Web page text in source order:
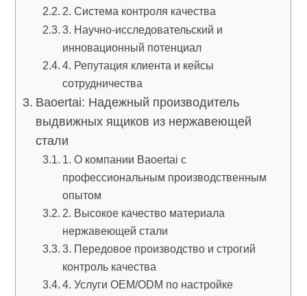
2. Система контроля качества
3. Научно-исследовательский и
инновационный потенциал
4. Репутация клиента и кейсы
сотрудничества
Baoertai: Надежный производитель
выдвижных ящиков из нержавеющей
стали
1. О компании Baoertai с
профессиональным производственным
опытом
2. Высокое качество материала
нержавеющей стали
3. Передовое производство и строгий
контроль качества
4. Услуги OEM/ODM по настройке